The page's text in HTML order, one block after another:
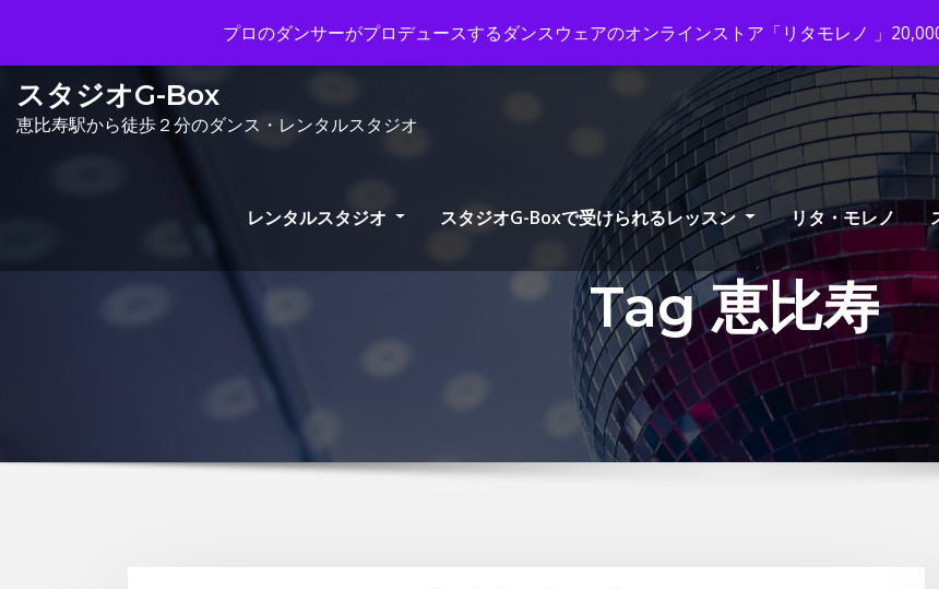
Mon - Sun 10.00 - 23.00 info@gbox-tango.com +03-6231-0170
スタジオG-Box
恵比寿駅から徒歩２分のダンス・レンタルスタジオ
レンタルスタジオ スタジオG-Boxで受けられるレッスン リタ・モレノ
Tag 恵比寿
プロのダンサーがプロデュースするダンスウェアのオンラインストア「リタモレノ 」